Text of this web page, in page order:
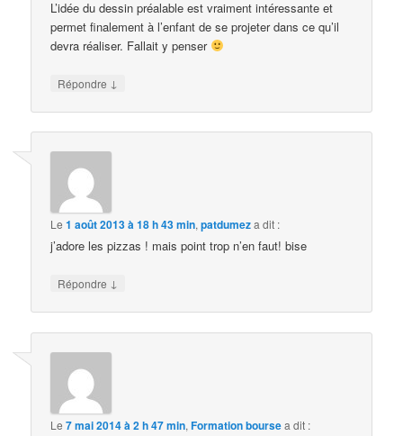
L’idée du dessin préalable est vraiment intéressante et
permet finalement à l’enfant de se projeter dans ce qu’il
devra réaliser. Fallait y penser
Répondre ↓
Le1 août 2013 à 18 h 43 min,patdumeza dit :
j’adore les pizzas ! mais point trop n’en faut! bise
Répondre ↓
Le7 mai 2014 à 2 h 47 min,Formation boursea dit :